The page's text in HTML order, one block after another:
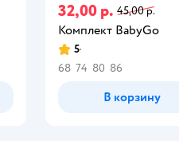
32,00 р. 45,00 р.
Комплект BabyGo
5
68 74 80 86
В корзину